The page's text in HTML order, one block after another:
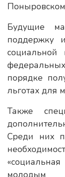
Будущие
поддержку
порядке
льготах для
Также
Среди них
молодым